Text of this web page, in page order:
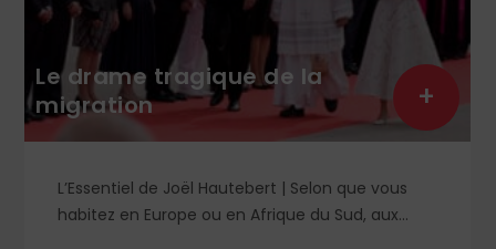
Le drame tragique de la
migration
L’Essentiel de Joël Hautebert | Selon que vous
habitez en Europe ou en Afrique du Sud, aux
+